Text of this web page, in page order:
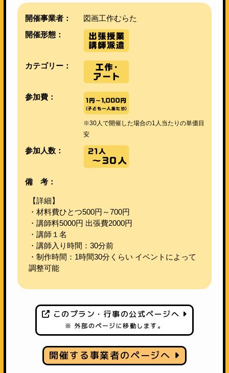
開催事業者：
図画工作むらた
開催形態：
カテゴリー：
参加費：
※30人で開催した場合の1人当たりの単価目
安
参加人数：
備 考：
【詳細】
・材料費ひとつ500円～700円
・講師料5000円 出張費2000円
・講師１名
・講師入り時間：30分前
・制作時間：1時間30分くらい イベントによって
調整可能
このプラン・行事の公式ページへ
※ 外部のページに移動します。
開催する事業者のページへ